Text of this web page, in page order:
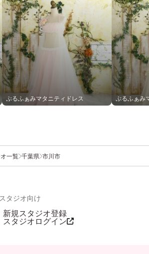
ぷるふぁみマタニティドレス ぷるふぁみ
一覧 千葉県 市川市
スタジオ向け
新規スタジオ登録
スタジオログイン